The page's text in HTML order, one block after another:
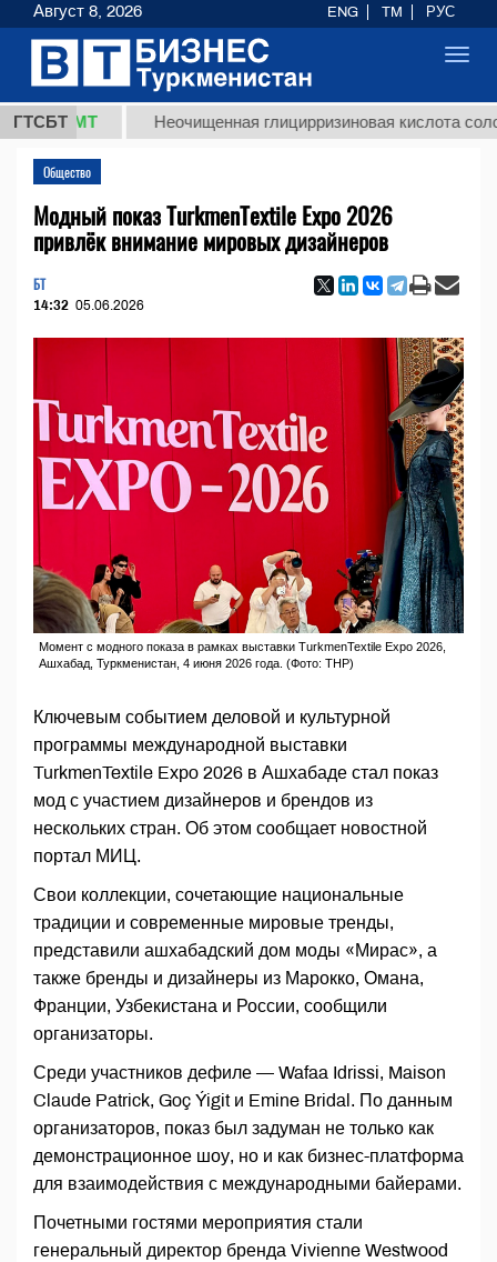
ГТСБТ
ТМТ Неочищенная глицирризиновая кислота
Общество
Модный показ TurkmenTextile Expo 2026
привлёк внимание мировых дизайнеров
БТ
14:32 05.06.2026
Момент с модного показа в рамках выставки TurkmenTextile Expo 2026,
Ашхабад, Туркменистан, 4 июня 2026 года. (Фото: THP)
Ключевым событием деловой и культурной
программы международной выставки
TurkmenTextile Expo 2026 в Ашхабаде стал показ
мод с участием дизайнеров и брендов из
нескольких стран. Об этом сообщает новостной
портал МИЦ.
Свои коллекции, сочетающие национальные
традиции и современные мировые тренды,
представили ашхабадский дом моды «Мирас», а
также бренды и дизайнеры из Марокко, Омана,
Франции, Узбекистана и России, сообщили
организаторы.
Среди участников дефиле — Wafaa Idrissi, Maison
Claude Patrick, Goç Ýigit и Emine Bridal. По данным
организаторов, показ был задуман не только как
демонстрационное шоу, но и как бизнес-платформа
для взаимодействия с международными байерами.
Почетными гостями мероприятия стали
генеральный директор бренда Vivienne Westwood
Август 8, 2026 ENG TM РУС